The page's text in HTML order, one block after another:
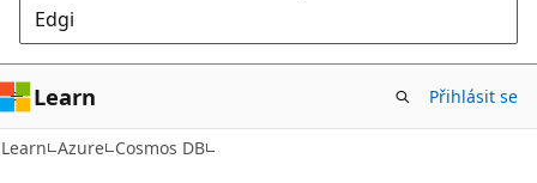
Edgi
Learn Přihlásit se
Learn Azure Cosmos DB